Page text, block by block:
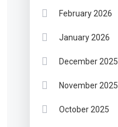
February 2026
January 2026
December 2025
November 2025
October 2025